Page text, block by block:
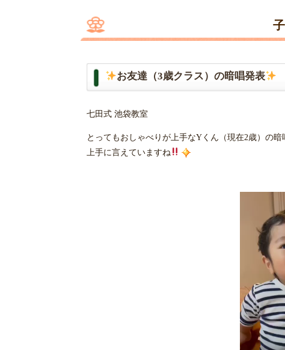
お友達（3歳クラス）の暗唱発表
七田式 池袋教室
とってもおしゃべりが上手なYくん（現在2歳）の
上手に言えていますね